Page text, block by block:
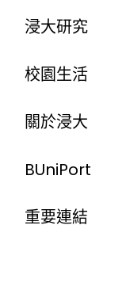
浸大研究
校園生活
關於浸大
BUniPort
重要連結